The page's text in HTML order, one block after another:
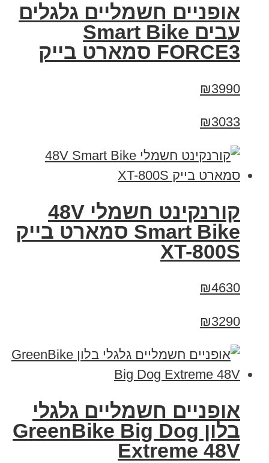
אופניים חשמליים גלגלים
עבים Smart Bike
FORCE3 סמארט בייק
₪3990
₪3033
קורנקינט חשמלי 48V
Smart Bike סמארט בייק
XT-800S
₪4630
₪3290
אופניים חשמליים גלגלי
בלון GreenBike Big Dog
Extreme 48V